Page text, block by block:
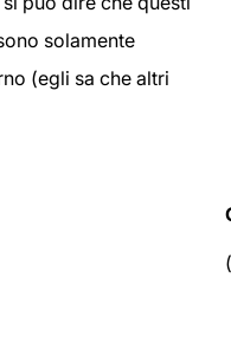
solamente
(egli sa che altri